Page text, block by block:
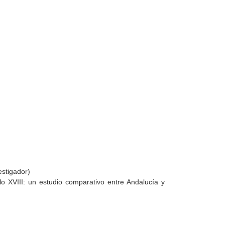
XVIII: un estudio comparativo entre Andalucía y